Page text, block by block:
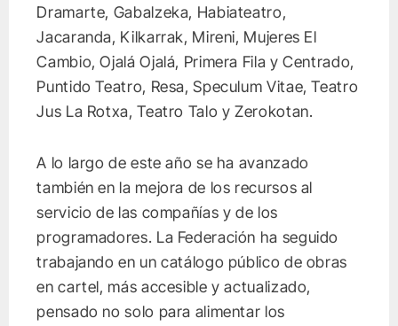
Dramarte, Gabalzeka, Habiateatro,
Jacaranda, Kilkarrak, Mireni, Mujeres El
Cambio, Ojalá Ojalá, Primera Fila y Centrado,
Puntido Teatro, Resa, Speculum Vitae, Teatro
Jus La Rotxa, Teatro Talo y Zerokotan.
A lo largo de este año se ha avanzado
también en la mejora de los recursos al
servicio de las compañías y de los
programadores. La Federación ha seguido
trabajando en un catálogo público de obras
en cartel, más accesible y actualizado,
pensado no solo para alimentar los